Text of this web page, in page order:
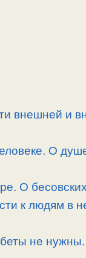
внешней и
О
О
к людям в
не нужны.